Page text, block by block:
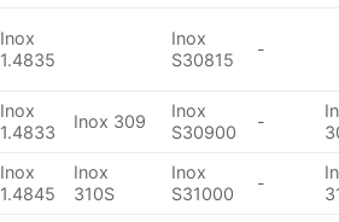
Inox
1.4835
Inox
S30815
-
Inox
1.4833
Inox 309
Inox
S30900
-
Inox
1.4845
Inox
310S
Inox
S31000
-